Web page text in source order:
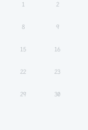
1 2
8 9
15 16
22 23
29 30